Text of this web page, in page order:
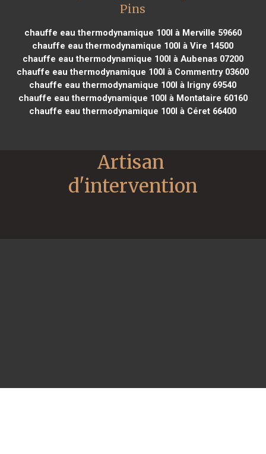
Pins
chauffe eau thermodynamique 100l à Merville 59660
chauffe eau thermodynamique 100l à Vire 14500
chauffe eau thermodynamique 100l à Aubenas 07200
chauffe eau thermodynamique 100l à Commentry 03600
chauffe eau thermodynamique 100l à Irigny 69540
chauffe eau thermodynamique 100l à Montataire 60160
chauffe eau thermodynamique 100l à Céret 66400
Artisan
d'intervention